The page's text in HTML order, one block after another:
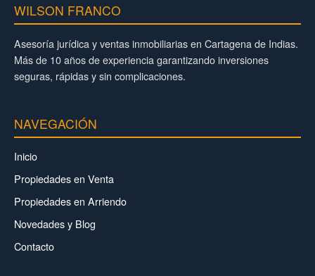
WILSON FRANCO
Asesoría jurídica y ventas inmobiliarias en Cartagena de Indias.
Más de 10 años de experiencia garantizando inversiones
seguras, rápidas y sin complicaciones.
NAVEGACIÓN
Inicio
Propiedades en Venta
Propiedades en Arriendo
Novedades y Blog
Contacto